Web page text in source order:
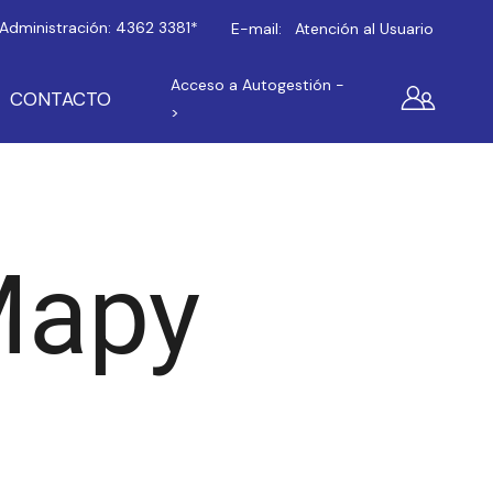
Administración: 4362 3381* E-mail: Atención al Usuario
CONTACTO
Acceso a Autogestión -
>